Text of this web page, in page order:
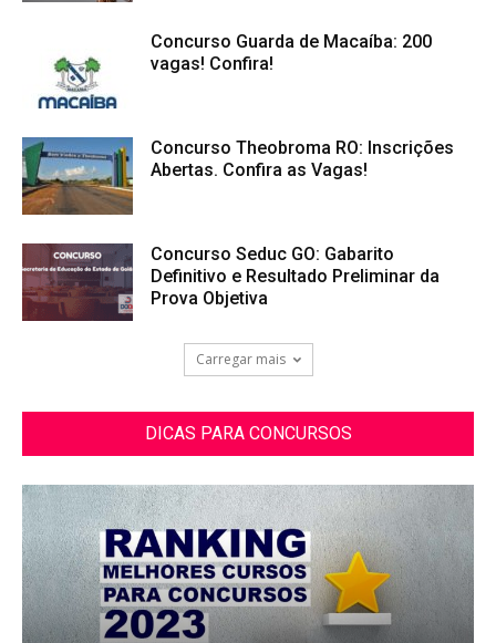
Concurso Guarda de Macaíba: 200
vagas! Confira!
Concurso Theobroma RO: Inscrições
Abertas. Confira as Vagas!
Concurso Seduc GO: Gabarito
Definitivo e Resultado Preliminar da
Prova Objetiva
Carregar mais
DICAS PARA CONCURSOS